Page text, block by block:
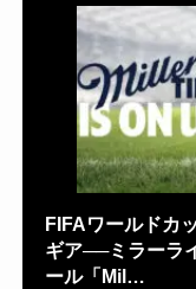
FIFAワールドカ
ギア──ミラーラ
ール「Mil…